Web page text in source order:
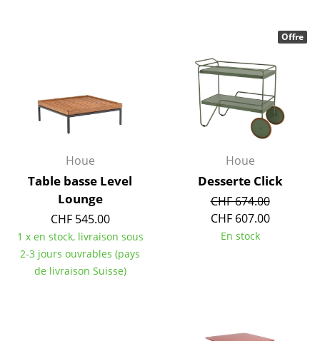
Salon et Salle de séjour
Cuisine & Salle à manger
Chambre à coucher
Chambre enfant
Bureau
Entrée & Couloir
Salle de Bain
Houe
Table basse Level
Lounge
CHF 545.00
1 x en stock, livraison sous
2-3 jours ouvrables (pays
de livraison Suisse)
Houe
Desserte Click
CHF 674.00
CHF 607.00
En stock
Offre